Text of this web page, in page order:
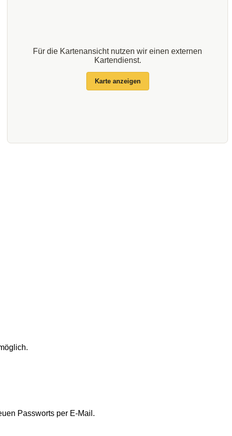
Für die Kartenansicht nutzen wir einen externen
Kartendienst.
Karte anzeigen
Passworts per E-Mail.